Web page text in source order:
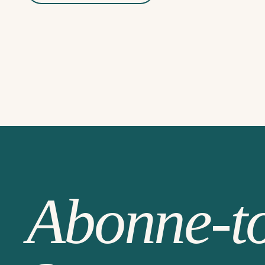
Abonne-